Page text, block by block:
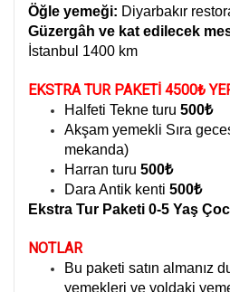
Öğle yemeği: Diyarbakır
Güzergâh ve kat edilecek
İstanbul 1400 km
EKSTRA TUR PAKETİ 4500₺
Halfeti Tekne turu 500₺
Akşam yemekli Sıra
mekanda)
Harran turu 500₺
Dara Antik kenti 500₺
Ekstra Tur Paketi 0-5 Yaş
NOTLAR
Bu paketi satın almanız
yemekleri ve yoldaki